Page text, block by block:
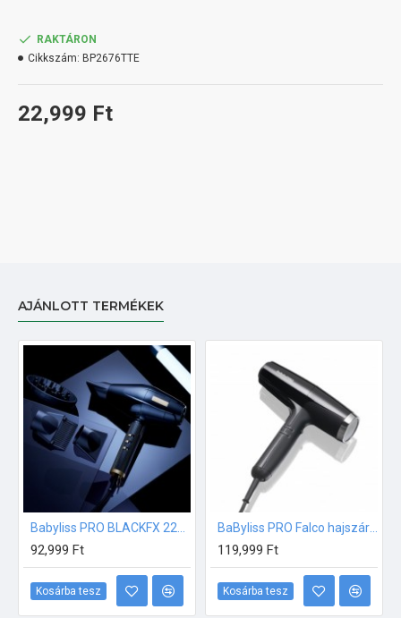
22,999 Ft
RAKTÁRON
Cikkszám: BP2676TTE
AJÁNLOTT TERMÉKEK
92,999 Ft
Kosárba tesz
119,999 Ft
Kosárba tesz